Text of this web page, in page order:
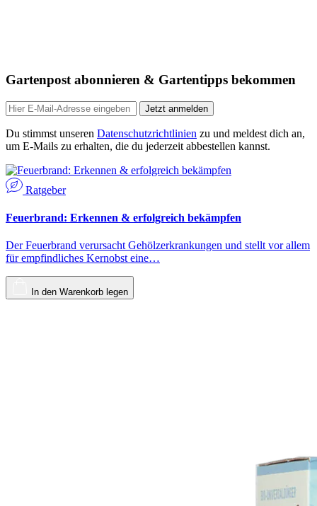
Gartenpost abonnieren & Gartentipps bekommen
Jetzt anmelden
Du stimmst unseren Datenschutzrichtlinien zu und meldest dich an,
um E-Mails zu erhalten, die du jederzeit abbestellen kannst.
Ratgeber
Feuerbrand: Erkennen & erfolgreich bekämpfen
Der Feuerbrand verursacht Gehölzerkrankungen und stellt vor allem
für empfindliches Kernobst eine…
In den Warenkorb legen